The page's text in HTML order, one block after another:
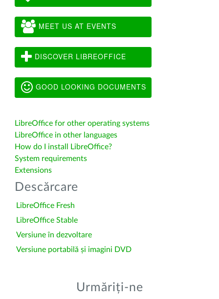
MEET US AT EVENTS
DISCOVER LIBREOFFICE
GOOD LOOKING DOCUMENTS
LibreOffice for other operating systems
LibreOffice in other languages
How do I install LibreOffice?
System requirements
Extensions
Descărcare
LibreOffice Fresh
LibreOffice Stable
Versiune în dezvoltare
Versiune portabilă și imagini DVD
Urmăriți-ne